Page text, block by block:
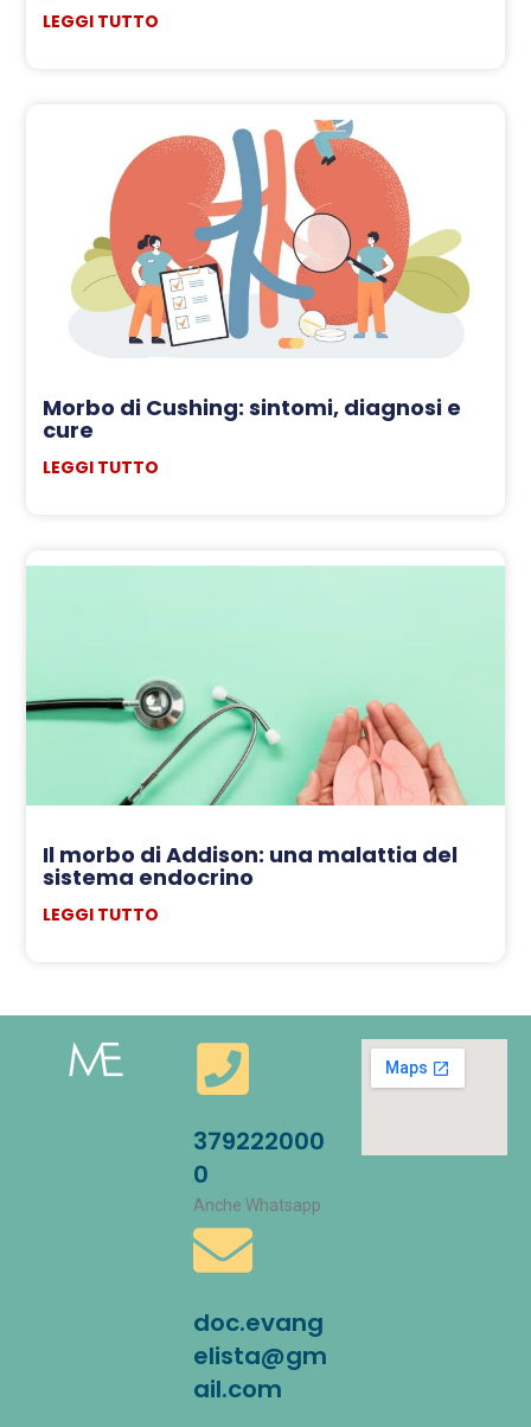
LEGGI TUTTO
Morbo di Cushing: sintomi, diagnosi e
cure
LEGGI TUTTO
Il morbo di Addison: una malattia del
sistema endocrino
LEGGI TUTTO
379222000
0
Anche Whatsapp
doc.evang
elista@gm
ail.com